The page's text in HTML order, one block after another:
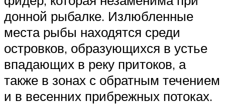
донной рыбалке. Излюбленные
места рыбы находятся среди
островков, образующихся в устье
впадающих в реку притоков, а
также в зонах с обратным течением
и в весенних прибрежных потоках.